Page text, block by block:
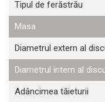
Motosape
Motocositori
Batoze
Tipul de ferăstrău
Masa
Diametrul extern al
Diametrul intern al
Adâncimea tăieturii